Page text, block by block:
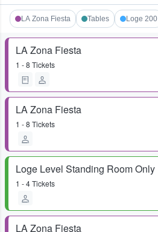
LA Zona Fiesta Tables Loge 200
LA Zona Fiesta
1 - 8 Tickets
LA Zona Fiesta
1 - 8 Tickets
Loge Level Standing Room Only
1 - 4 Tickets
LA Zona Fiesta